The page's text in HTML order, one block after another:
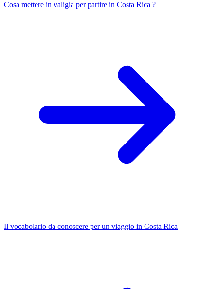
Cosa mettere in valigia per partire in Costa Rica ?
Il vocabolario da conoscere per un viaggio in Costa Rica